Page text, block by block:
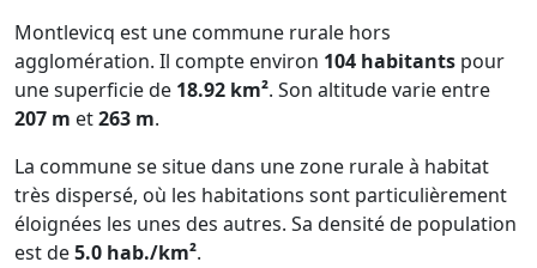
Montlevicq est une commune rurale hors
agglomération. Il compte environ 104 habitants pour
une superficie de 18.92 km². Son altitude varie entre
207 m et263 m.
La commune se situe dans une zone rurale à habitat
très dispersé, où les habitations sont particulièrement
éloignées les unes des autres. Sa densité de population
est de5.0 hab./km².